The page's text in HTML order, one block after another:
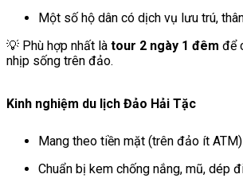
Một số hộ dân có dịch vụ lưu trú,
💡 Phù hợp nhất là tour 2 ngày 1 đêm để
nhịp sống trên đảo.
Kinh nghiệm du lịch Đảo Hải Tặc
Mang theo tiền mặt (trên đảo ít ATM)
Chuẩn bị kem chống nắng, mũ, dép